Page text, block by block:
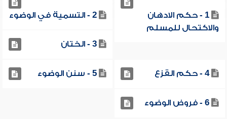
1 - حكم الادهان
والاكتحال للمسلم
2 - التسمية في الوضوء
3 - الختان
4 - حكم القزع 5 - سنن الوضوء
6 - فروض الوضوء